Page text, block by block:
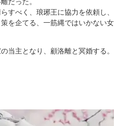
だった。
すべく、琅琊王に協力を依頼し、
を企てる、一筋縄ではいかない女
当主となり、顧洛離と冥婚する。